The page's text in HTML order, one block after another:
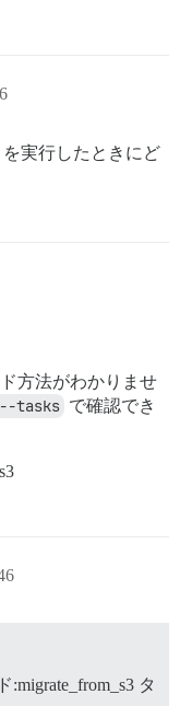
を実行したときにど
ド方法がわかりませ
tasks で確認でき
タ